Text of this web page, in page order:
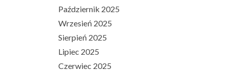
Październik 2025
Wrzesień 2025
Sierpień 2025
Lipiec 2025
Czerwiec 2025